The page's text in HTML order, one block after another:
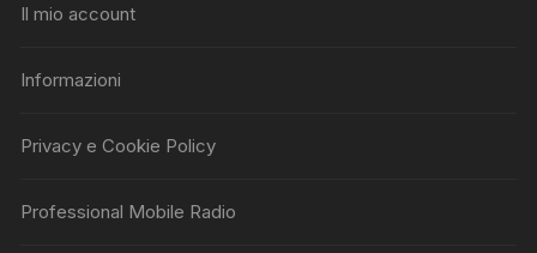
Il mio account
Informazioni
Privacy e Cookie Policy
Professional Mobile Radio